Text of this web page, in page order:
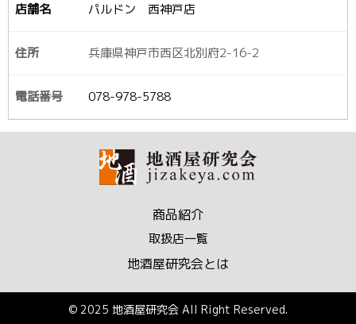
パルドン 西神戸店
兵庫県神戸市西区北別府2-16-2
078-978-5788
商品紹介
取扱店一覧
地酒屋研究会とは
© 2025 地酒屋研究会 All Right Reserved.